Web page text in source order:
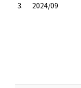
3.
2024/09